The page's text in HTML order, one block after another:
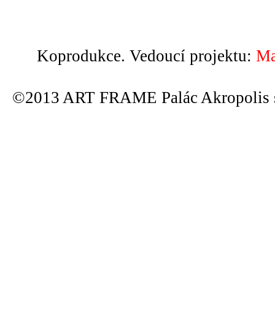
Koprodukce. Vedoucí projektu:
©2013 ART FRAME Palác Akropolis